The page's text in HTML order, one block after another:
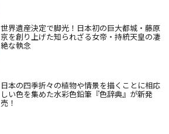
世界遺産決定で脚光！日本初の巨大都城・藤原
京を創り上げた知られざる女帝・持統天皇の凄
絶な執念
日本の四季折々の植物や情景を描くことに相応
しい色を集めた水彩色鉛筆『色辞典』が新発
売！